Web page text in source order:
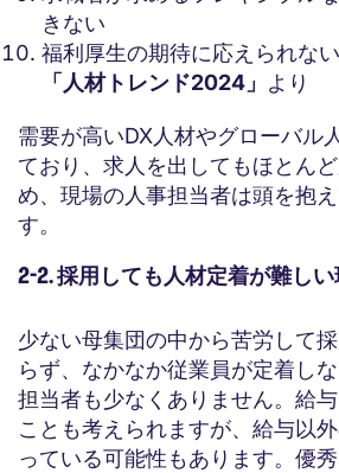
きない
福利厚生の期待に応えられない
「人材トレンド2024」 より
需要が高いDX人材やグローバル
ており、求人を出してもほとん
め、現場の人事担当者は頭を抱
す。
2-2. 採用しても人材定着が難しい
少ない母集団の中から苦労して
らず、なかなか従業員が定着し
担当者も少なくありません。給
ことも考えられますが、給与以
っている可能性もあります。優